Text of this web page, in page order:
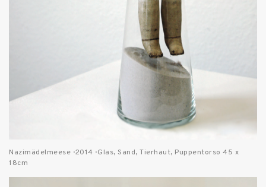
Nazimädelmeese · 2014 · Glas, Sand, Tierhaut, Puppentorso 45 x
18cm